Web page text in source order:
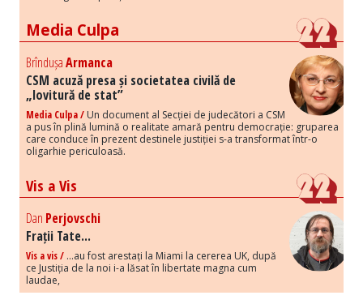
Media Culpa
BrîndușaArmanca
CSM acuză presa și societatea civilă de
„lovitură de stat”
Media Culpa / Un document al Secției de judecători a CSM
a pus în plină lumină o realitate amară pentru democrație: gruparea
care conduce în prezent destinele justiției s-a transformat într-o
oligarhie periculoasă.
Vis a Vis
Dan Perjovschi
Frații Tate...
Vis a vis / ...au fost arestați la Miami la cererea UK, după
ce Justiția de la noi i-a lăsat în libertate magna cum
laudae,